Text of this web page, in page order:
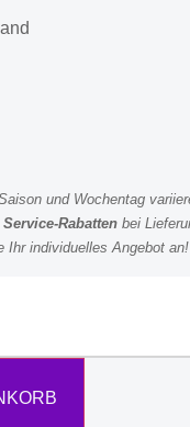
und Wochentag
Rabatten bei
Ihr individuelles Angebot an!